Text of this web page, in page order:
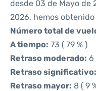
desde 03 de Mayo de
2026, hemos
Número total de
A tiempo: 73 ( 79 % )
Retraso moderado: 6
Retraso significativo:
Retraso mayor: 8 ( 9